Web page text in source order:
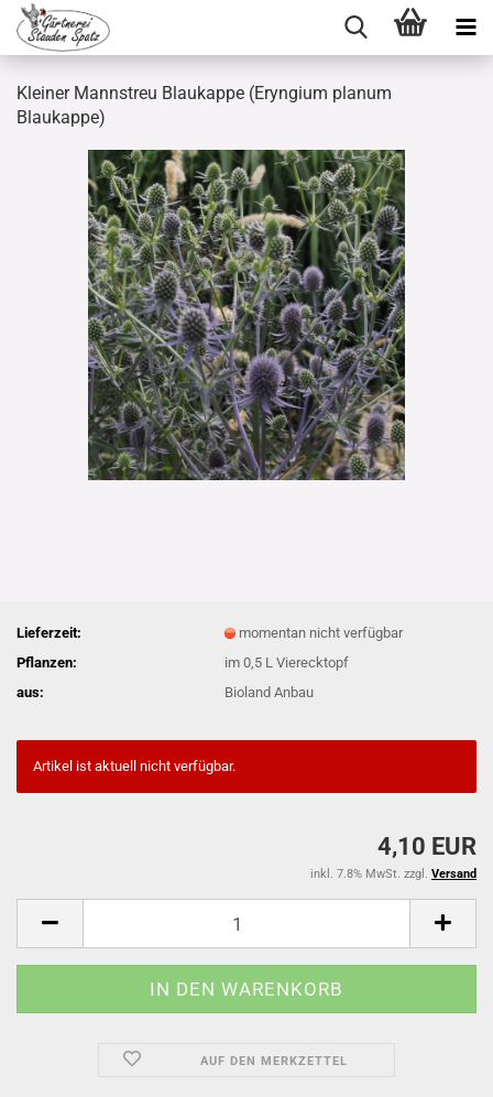
Kleiner Mannstreu Blaukappe (Eryngium planum
Blaukappe)
Lieferzeit:
momentan nicht verfügbar
Pflanzen:
im 0,5 L Vierecktopf
aus:
Bioland Anbau
Artikel ist aktuell nicht verfügbar.
4,10 EUR
inkl. 7.8% MwSt. zzgl. Versand
AUF DEN MERKZETTEL